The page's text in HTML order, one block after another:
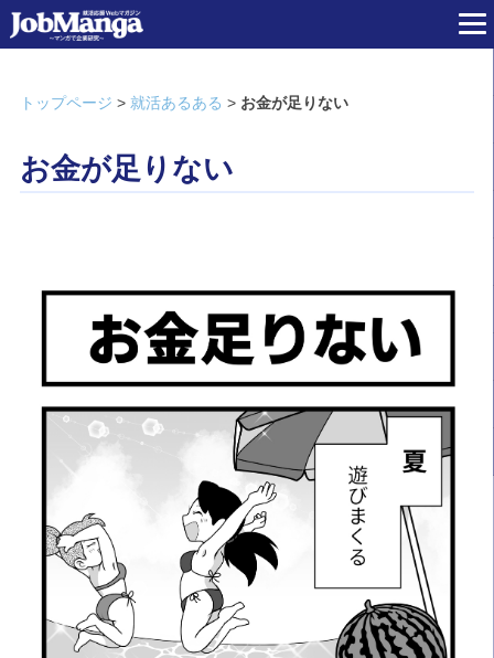
トップページ > 就活あるある > お金が足りない
お金が足りない